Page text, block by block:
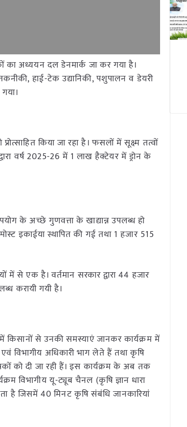
का अध्ययन दल डेनमार्क जा कर गया है।
हाई-टेक उद्यानिकी, पशुपालन व डेयरी
किया जा रहा है। फसलों में सूक्ष्म तत्वों
वर्ष 2025-26 में 1 लाख हैक्टेयर में ड्रोन के
के अच्छे गुणवत्ता के खाद्यान्न उपलब्ध हो
इकाईया स्थापित की गई तथा 1 हजार 515
में से एक है। वर्तमान सरकार द्वारा 44 हजार
करायी गयी है।
किसानों से उनकी समस्याएं जानकर कार्यक्रम में
एवं विभागीय अधिकारी भाग लेते हैं तथा कृषि
को दी जा रही हैं। इस कार्यक्रम के अब तक
विभागीय यू-ट्यूब चैनल (कृषि ज्ञान धारा
है जिसमें 40 मिनट कृषि संबंधि जानकारियां